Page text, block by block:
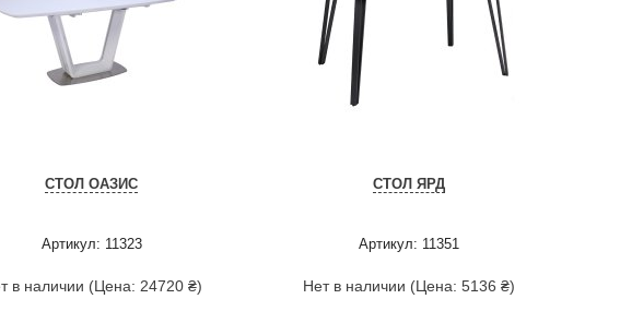
СТОЛ ОАЗИС
Артикул: 11323
в наличии (Цена: 24720 ₴)
СТОЛ ЯРД
Артикул: 11351
Нет в наличии (Цена: 5136 ₴)